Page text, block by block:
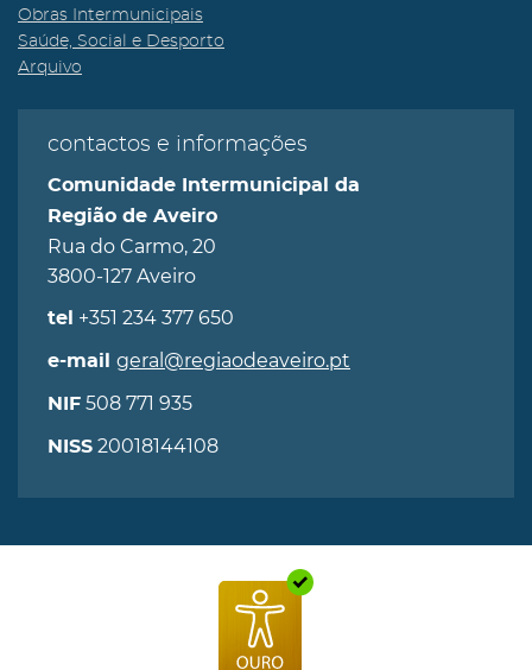
Obras Intermunicipais
Saúde, Social e Desporto
Arquivo
contactos e informações
Comunidade Intermunicipal da
Região de Aveiro
Rua do Carmo, 20
3800-127 Aveiro
tel +351 234 377 650
e-mail geral@regiaodeaveiro.pt
NIF 508 771 935
NISS 20018144108